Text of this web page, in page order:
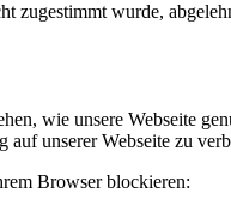
wurde,
wie unsere Webseite
unserer Webseite zu
Browser blockieren: